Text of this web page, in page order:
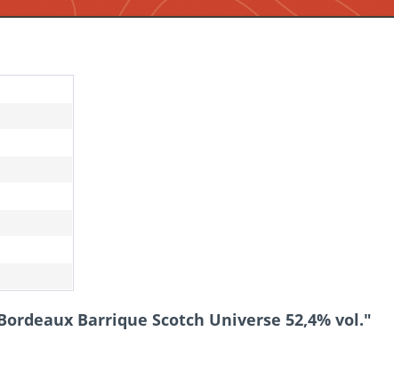
Barrique Scotch Universe 52,4% vol."